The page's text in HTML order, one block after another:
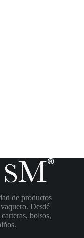
de productos
Desdé
bolsos,